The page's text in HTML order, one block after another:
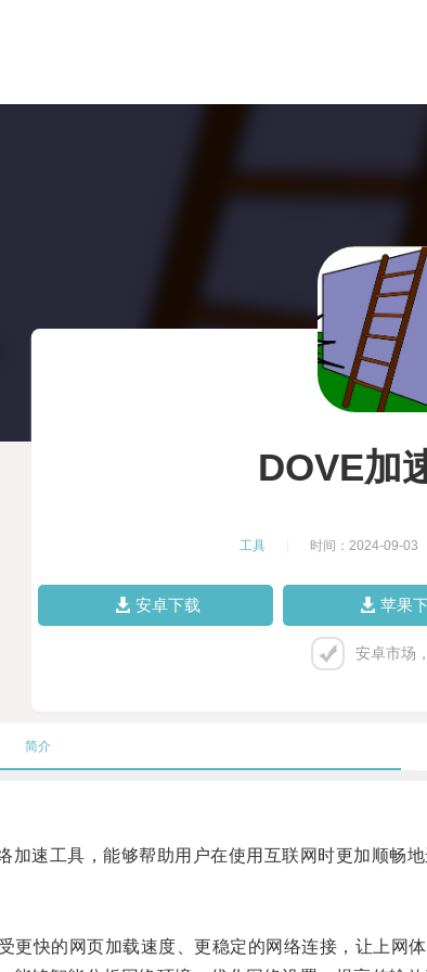
DOVE加
工具 时间：2024-09-03
安卓下载 苹果
安卓市场
简介
速工具，能够帮助用户在使用互联网时更加顺畅地
快的网页加载速度、更稳定的网络连接，让上网体